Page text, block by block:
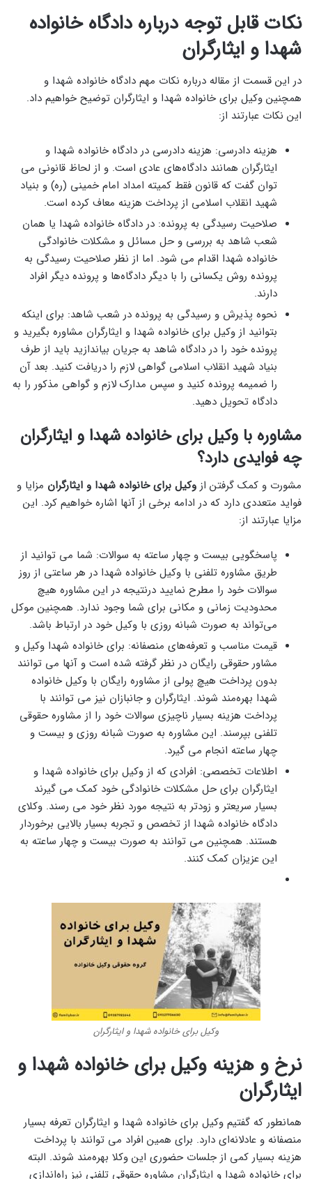
نکات قابل توجه درباره دادگاه خانواده
شهدا و ایثارگران
در این قسمت از مقاله درباره نکات مهم دادگاه خانواده شهدا و
همچنین وکیل برای خانواده شهدا و ایثارگران توضیح خواهیم داد.
این نکات عبارتند از:
هزینه دادرسی: هزینه دادرسی در دادگاه خانواده شهدا و
ایثارگران همانند دادگاه‌های عادی است. و از لحاظ قانونی می
‌توان گفت که قانون فقط کمیته امداد امام خمینی (ره) و بنیاد
شهید انقلاب اسلامی از پرداخت هزینه معاف کرده است.
صلاحیت رسیدگی به پرونده: در دادگاه خانواده شهدا یا همان
شعب شاهد به بررسی و حل مسائل و مشکلات خانوادگی
خانواده شهدا اقدام می‌ شود. اما از نظر صلاحیت رسیدگی به
پرونده روش یکسانی را با دیگر دادگاه‌ها و پرونده دیگر افراد
دارند.
نحوه پذیرش و رسیدگی به پرونده در شعب شاهد: برای اینکه
بتوانید از وکیل برای خانواده شهدا و ایثارگران مشاوره بگیرید و
پرونده خود را در دادگاه شاهد به جریان بیاندازید باید از طرف
بنیاد شهید انقلاب اسلامی گواهی لازم را دریافت کنید. بعد آن
را ضمیمه پرونده کنید و سپس مدارک لازم و گواهی مذکور را به
دادگاه تحویل دهید.
مشاوره با وکیل برای خانواده شهدا و ایثارگران
چه فوایدی دارد؟
مشورت و کمک گرفتن از وکیل برای خانواده شهدا و ایثارگران مزایا و
فواید متعددی دارد که در ادامه برخی از آنها اشاره خواهیم کرد. این
مزایا عبارتند از:
پاسخگویی بیست ‌و چهار ساعته به سوالات: شما می‌ توانید از
طریق مشاوره تلفنی با وکیل خانواده شهدا در هر ساعتی از روز
سوالات خود را مطرح نمایید درنتیجه در این مشاوره هیچ
محدودیت زمانی و مکانی برای شما وجود ندارد. همچنین موکل
می‌تواند به صورت شبانه روزی با وکیل خود در ارتباط باشد.
قیمت مناسب و تعرفه‌های منصفانه: برای خانواده شهدا وکیل و
مشاور حقوقی رایگان در نظر گرفته شده است و آنها می‌ توانند
بدون پرداخت هیچ پولی از مشاوره رایگان با وکیل خانواده
شهدا بهره‌مند شوند. ایثارگران و جانبازان نیز می ‌توانند با
پرداخت هزینه بسیار ناچیزی سوالات خود را از مشاوره حقوقی
تلفنی بپرسند. این مشاوره به صورت شبانه روزی و بیست ‌و
چهار ساعته انجام می ‌گیرد.
اطلاعات تخصصی: افرادی که از وکیل برای خانواده شهدا و
ایثارگران برای حل مشکلات خانوادگی خود کمک می ‌گیرند
بسیار سریعتر و زودتر به نتیجه مورد نظر خود می ‌رسند. وکلای
دادگاه خانواده شهدا از تخصص و تجربه بسیار بالایی برخوردار
هستند. همچنین می ‌توانند به صورت بیست ‌و چهار ساعته به
این عزیزان کمک کنند.
وکیل برای خانواده شهدا و ایثارگران
نرخ و هزینه وکیل برای خانواده شهدا و
ایثارگران
همانطور که گفتیم وکیل برای خانواده شهدا و ایثارگران تعرفه بسیار
منصفانه و عادلانه‌ای دارد. برای همین افراد می ‌توانند با پرداخت
هزینه بسیار کمی از جلسات حضوری این وکلا بهره‌مند شوند. البته
برای خانواده شهدا و ایثارگران مشاوره حقوقی تلفنی نیز راه‌اندازی